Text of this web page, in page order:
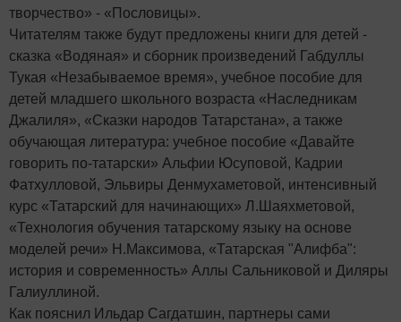
творчество» - «Пословицы».
Читателям также будут предложены книги для детей -
сказка «Водяная» и сборник произведений Габдуллы
Тукая «Незабываемое время», учебное пособие для
детей младшего школьного возраста «Наследникам
Джалиля», «Сказки народов Татарстана», а также
обучающая литература: учебное пособие «Давайте
говорить по-татарски» Альфии Юсуповой, Кадрии
Фатхулловой, Эльвиры Денмухаметовой, интенсивный
курс «Татарский для начинающих» Л.Шаяхметовой,
«Технология обучения татарскому языку на основе
моделей речи» Н.Максимова, «Татарская "Алифба":
история и современность» Аллы Сальниковой и Диляры
Галиуллиной.
Как пояснил Ильдар Сагдатшин, партнеры сами